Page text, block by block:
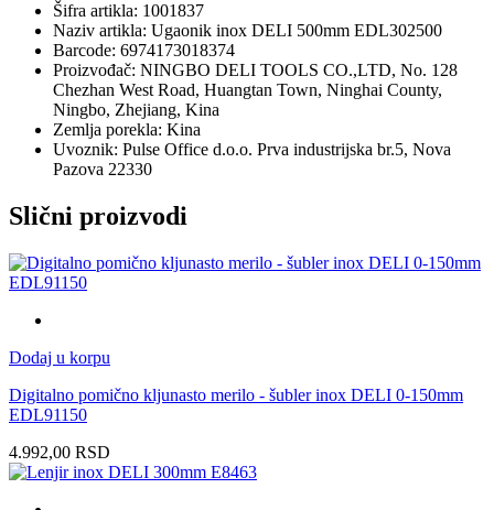
Šifra artikla: 1001837
Naziv artikla: Ugaonik inox DELI 500mm EDL302500
Barcode: 6974173018374
Proizvođač: NINGBO DELI TOOLS CO.,LTD, No. 128
Chezhan West Road, Huangtan Town, Ninghai County,
Ningbo, Zhejiang, Kina
Zemlja porekla: Kina
Uvoznik: Pulse Office d.o.o. Prva industrijska br.5, Nova
Pazova 22330
Slični proizvodi
Dodaj u korpu
Digitalno pomično kljunasto merilo - šubler inox DELI 0-150mm
EDL91150
4.992,00 RSD